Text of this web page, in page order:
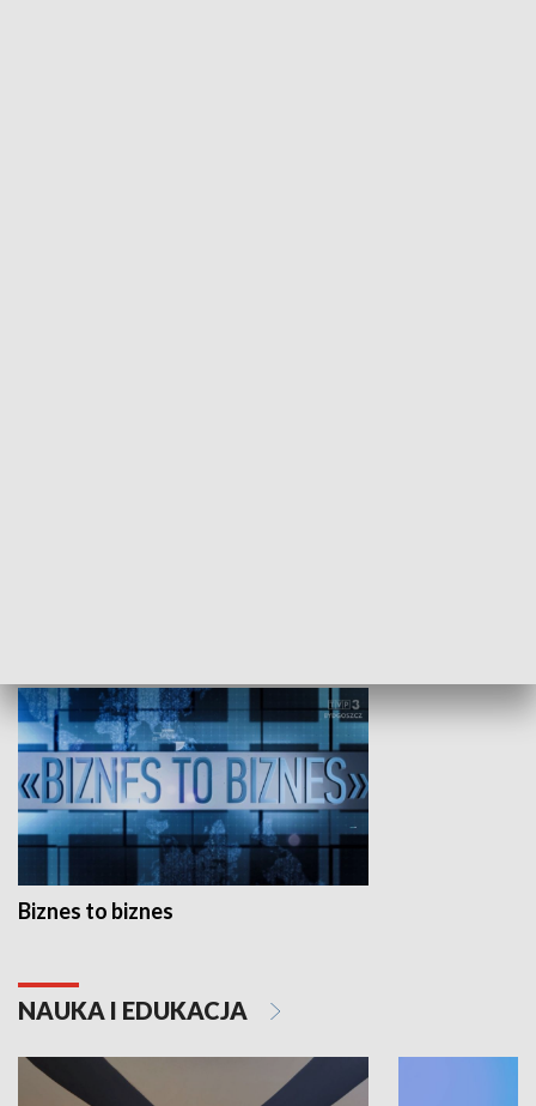
Biznes to biznes
NAUKA I EDUKACJA